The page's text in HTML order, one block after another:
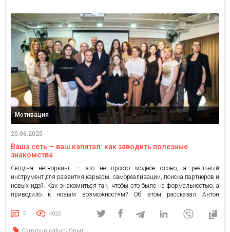
Мотивация
20.06.2025
Ваша сеть — ваш капитал: как заводить полезные
знакомства
Сегодня нетворкинг — это не просто модное слово, а реальный
инструмент для развития карьеры, самореализации, поиска партнеров и
новых идей. Как знакомиться так, чтобы это было не формальностью, а
приводило к новым возможностям? Об этом рассказал Антон
Ковалишин, Senior PR Manager в Raiffeisen Bank, во время встречи UK
comms club. Антон — настоящий мастер нетворкинга: […]
0 4020
,